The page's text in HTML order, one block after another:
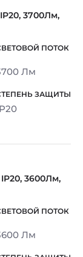
3700Лм,
Лм
3600Лм,
Лм